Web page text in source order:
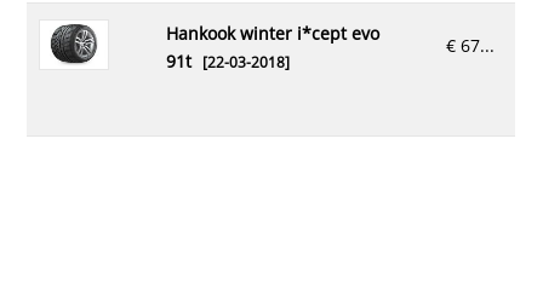
€ 67...
hankook winter i*cept evo
91t[22-03-2018]